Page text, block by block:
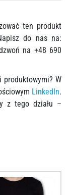
ten produkt
do nas na:
na +48 690
produktowymi? W
LinkedIn.
z tego działu –